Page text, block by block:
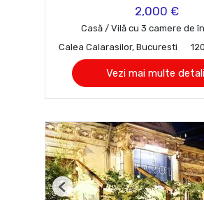
2,000 €
Casă / Vilă cu 3 camere de
Calea Calarasilor, Bucuresti
Vezi mai multe
Previous